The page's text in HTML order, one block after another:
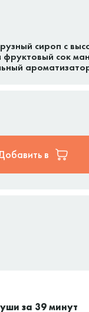
сироп с
сок
в
за 39 минут